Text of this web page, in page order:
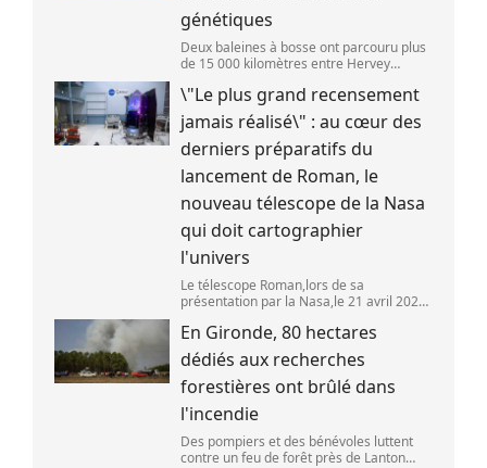
génétiques
Deux baleines à bosse ont parcouru plus
de 15 000 kilomètres entre Hervey
(Vincent Pommeyrol)
\"Le plus grand recensement
jamais réalisé\" : au cœur des
derniers préparatifs du
lancement de Roman, le
nouveau télescope de la Nasa
qui doit cartographier
l'univers
Le télescope Roman,lors de sa
présentation par la Nasa,le 21 avril 2026
LOEB )
En Gironde, 80 hectares
dédiés aux recherches
forestières ont brûlé dans
l'incendie
Des pompiers et des bénévoles luttent
contre un feu de forêt près de Lanton